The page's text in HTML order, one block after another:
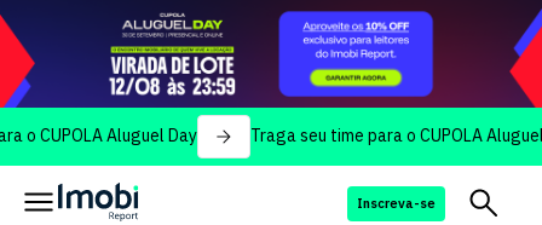
Aluguel Day Traga seu time para o CUPOLA Aluguel Day
Inscreva-se